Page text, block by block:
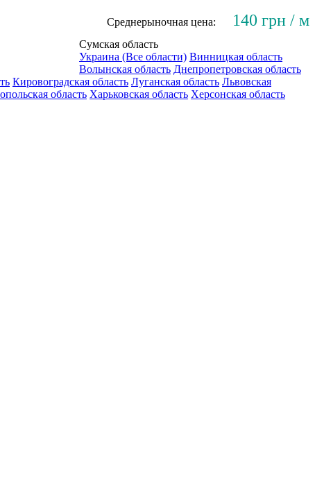
Среднерыночная цена: 140 грн / м
Сумская область
Украина (Все области) Винницкая область
Волынская область Днепропетровская область
Кировоградская область Луганская область Львовская
область Харьковская область Херсонская область